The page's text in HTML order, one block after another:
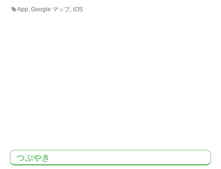
App ,Google マップ,iOS
つぶやき